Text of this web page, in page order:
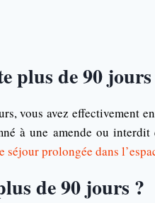
plus de 90
vous avez effectivement
à une amende ou interdit
séjour prolongée dans
de 90 jours ?